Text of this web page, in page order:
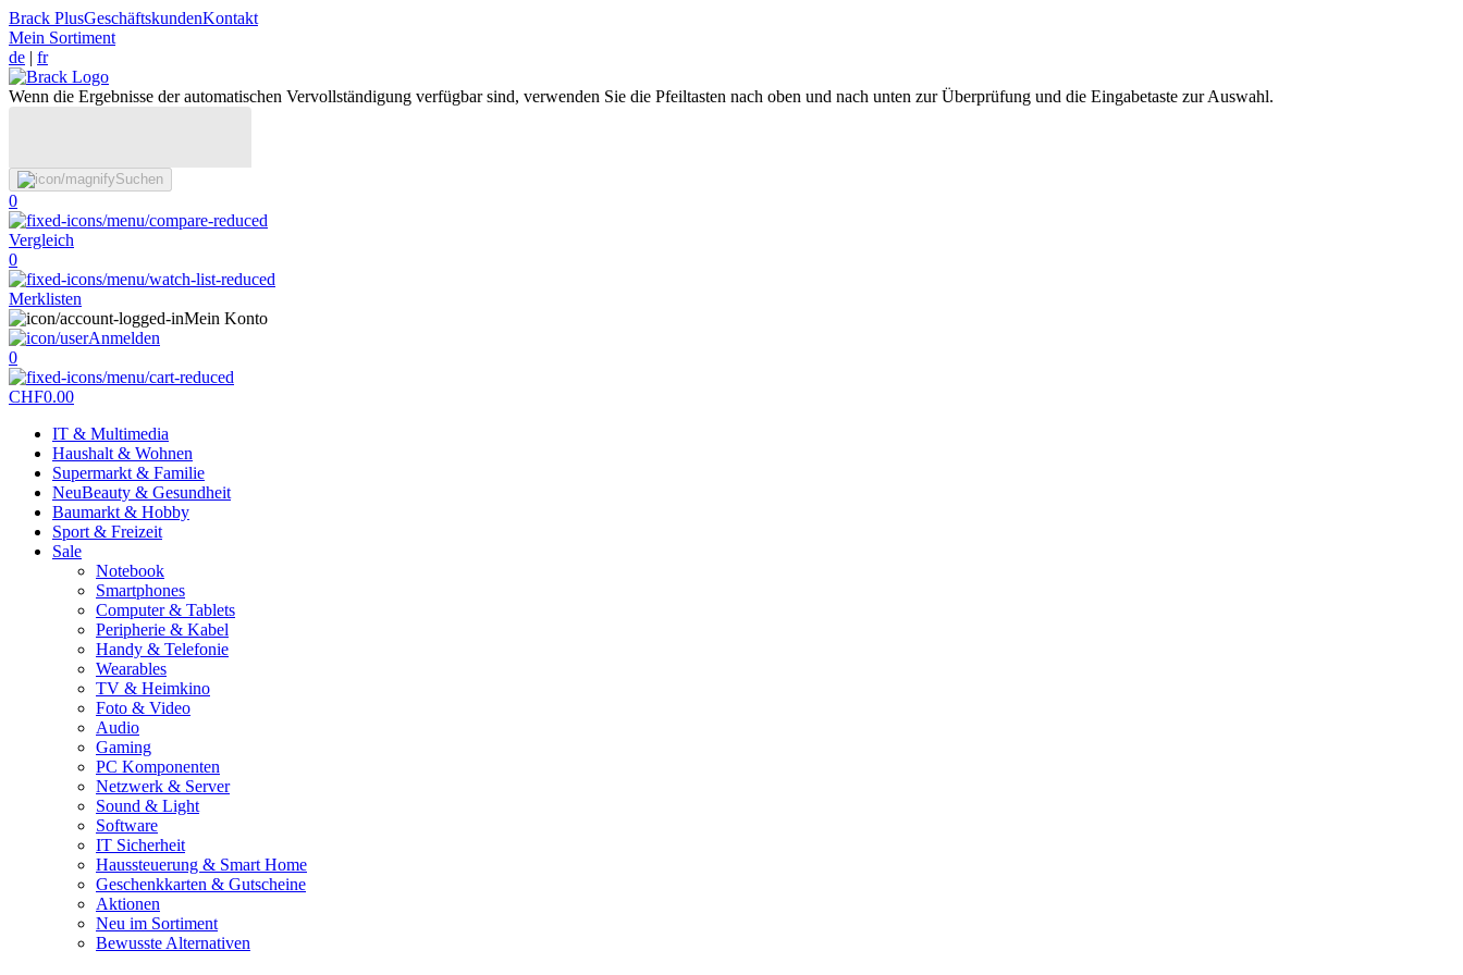
Brack PlusGeschäftskundenKontakt
Mein Sortiment
de | fr
Wenn die Ergebnisse der automatischen Vervollständigung verfügbar sind, verwenden Sie die Pfeiltasten nach oben und nach unten zur Überprüfung und die Eingabetaste zur Auswahl.
Suchen
0
Vergleich
0
Merklisten
Mein Konto
Anmelden
0
CHF0.00
IT & Multimedia
Haushalt & Wohnen
Supermarkt & Familie
NeuBeauty & Gesundheit
Baumarkt & Hobby
Sport & Freizeit
Sale
Notebook
Smartphones
Computer & Tablets
Peripherie & Kabel
Handy & Telefonie
Wearables
TV & Heimkino
Foto & Video
Audio
Gaming
PC Komponenten
Netzwerk & Server
Sound & Light
Software
IT Sicherheit
Haussteuerung & Smart Home
Geschenkkarten & Gutscheine
Aktionen
Neu im Sortiment
Bewusste Alternativen